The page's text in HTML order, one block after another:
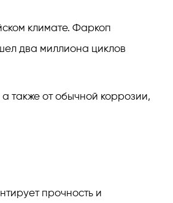
климате. Фаркоп
два миллиона циклов
также от обычной коррозии,
прочность и